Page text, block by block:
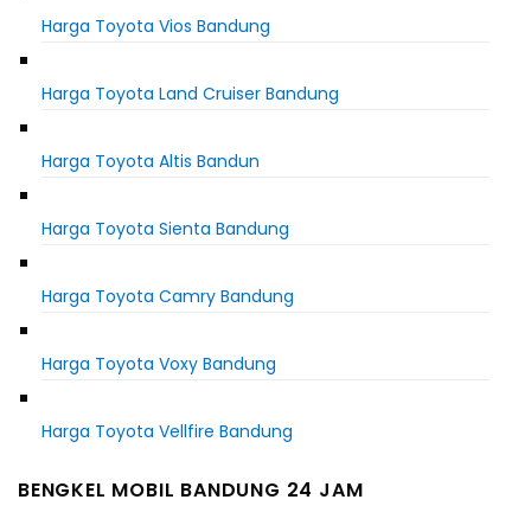
Harga Toyota Vios Bandung
Harga Toyota Land Cruiser Bandung
Harga Toyota Altis Bandun
Harga Toyota Sienta Bandung
Harga Toyota Camry Bandung
Harga Toyota Voxy Bandung
Harga Toyota Vellfire Bandung
BENGKEL MOBIL BANDUNG 24 JAM